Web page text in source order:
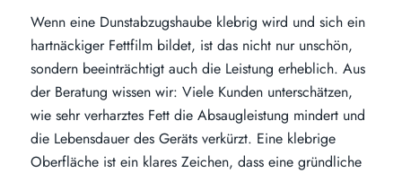
Wenn eine Dunstabzugshaube klebrig wird und sich ein
hartnäckiger Fettfilm bildet, ist das nicht nur unschön,
sondern beeinträchtigt auch die Leistung erheblich. Aus
der Beratung wissen wir: Viele Kunden unterschätzen,
wie sehr verharztes Fett die Absaugleistung mindert und
die Lebensdauer des Geräts verkürzt. Eine klebrige
Oberfläche ist ein klares Zeichen, dass eine gründliche